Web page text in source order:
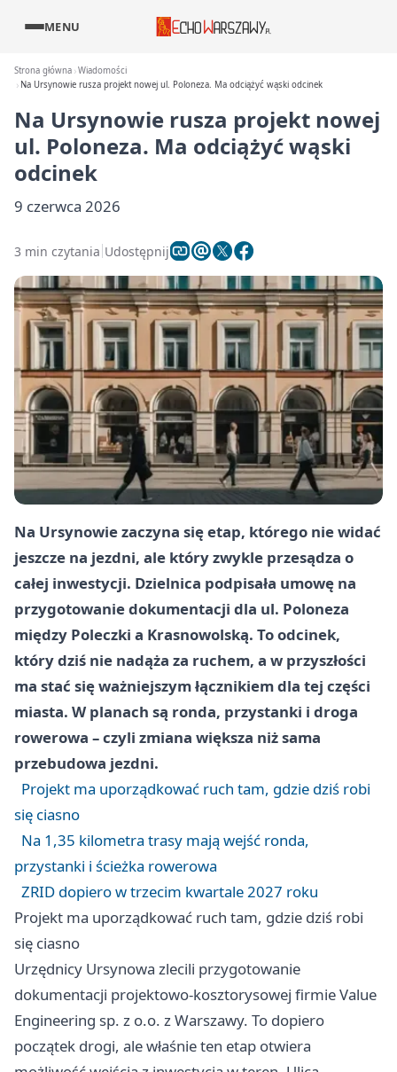
MENU
Strona główna Wiadomości
Na Ursynowie rusza projekt nowej ul. Poloneza. Ma odciążyć wąski odcinek
Na Ursynowie rusza projekt nowej
ul. Poloneza. Ma odciążyć wąski
odcinek
9 czerwca 2026
3 min czytania Udostępnij
Na Ursynowie zaczyna się etap, którego nie widać
jeszcze na jezdni, ale który zwykle przesądza o
całej inwestycji. Dzielnica podpisała umowę na
przygotowanie dokumentacji dla ul. Poloneza
między Poleczki a Krasnowolską. To odcinek,
który dziś nie nadąża za ruchem, a w przyszłości
ma stać się ważniejszym łącznikiem dla tej części
miasta. W planach są ronda, przystanki i droga
rowerowa – czyli zmiana większa niż sama
przebudowa jezdni.
Projekt ma uporządkować ruch tam, gdzie dziś robi
się ciasno
Na 1,35 kilometra trasy mają wejść ronda,
przystanki i ścieżka rowerowa
ZRID dopiero w trzecim kwartale 2027 roku
Projekt ma uporządkować ruch tam, gdzie dziś robi
się ciasno
Urzędnicy Ursynowa zlecili przygotowanie
dokumentacji projektowo-kosztorysowej firmie Value
Engineering sp. z o.o. z Warszawy. To dopiero
początek drogi, ale właśnie ten etap otwiera